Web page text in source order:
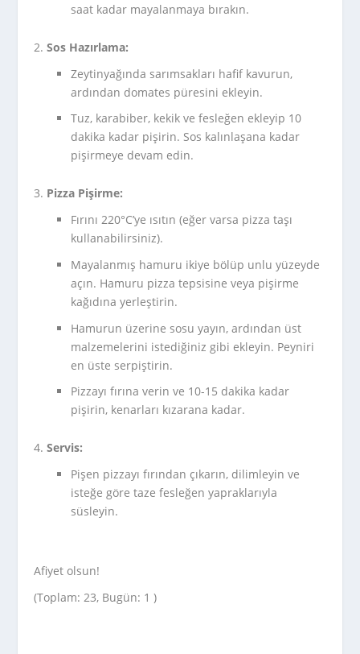
saat kadar mayalanmaya bırakın.
Sos Hazırlama:
Zeytinyağında sarımsakları hafif kavurun,
ardından domates püresini ekleyin.
Tuz, karabiber, kekik ve fesleğen ekleyip 10
dakika kadar pişirin. Sos kalınlaşana kadar
pişirmeye devam edin.
Pizza Pişirme:
Fırını 220°C’ye ısıtın (eğer varsa pizza taşı
kullanabilirsiniz).
Mayalanmış hamuru ikiye bölüp unlu yüzeyde
açın. Hamuru pizza tepsisine veya pişirme
kağıdına yerleştirin.
Hamurun üzerine sosu yayın, ardından üst
malzemelerini istediğiniz gibi ekleyin. Peyniri
en üste serpiştirin.
Pizzayı fırına verin ve 10-15 dakika kadar
pişirin, kenarları kızarana kadar.
Servis:
Pişen pizzayı fırından çıkarın, dilimleyin ve
isteğe göre taze fesleğen yapraklarıyla
süsleyin.
Afiyet olsun!
(Toplam: 23, Bugün: 1 )